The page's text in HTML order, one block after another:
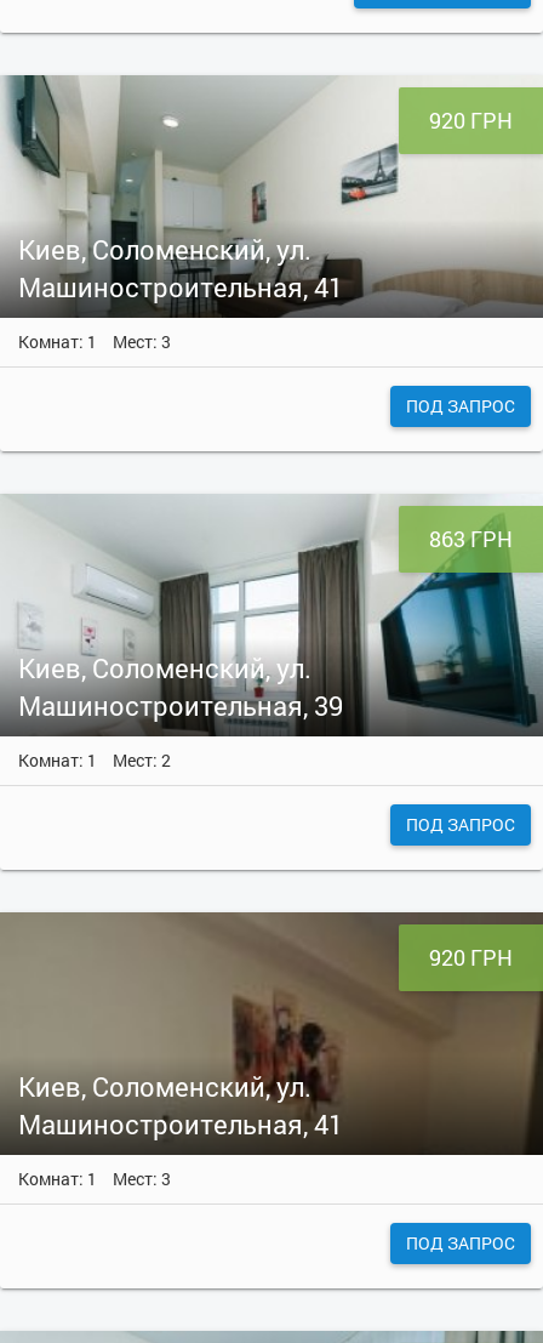
920 ГРН
Киев, Соломенский, ул.
Машиностроительная, 41
Комнат: 1 Мест: 3
ПОД ЗАПРОС
863 ГРН
Киев, Соломенский, ул.
Машиностроительная, 39
Комнат: 1 Мест: 2
ПОД ЗАПРОС
920 ГРН
Киев, Соломенский, ул.
Машиностроительная, 41
Комнат: 1 Мест: 3
ПОД ЗАПРОС